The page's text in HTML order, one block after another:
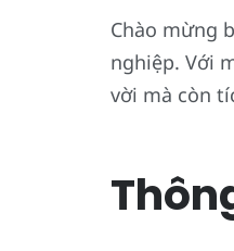
Chào mừng
nghiệp. Với
vời mà còn